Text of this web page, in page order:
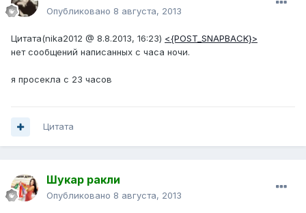
Опубликовано 8 августа, 2013
Цитата(nika2012 @ 8.8.2013, 16:23) <{POST_SNAPBACK}>
нет сообщений написанных с часа ночи.
я просекла с 23 часов
Цитата
Шукар ракли
Опубликовано 8 августа, 2013